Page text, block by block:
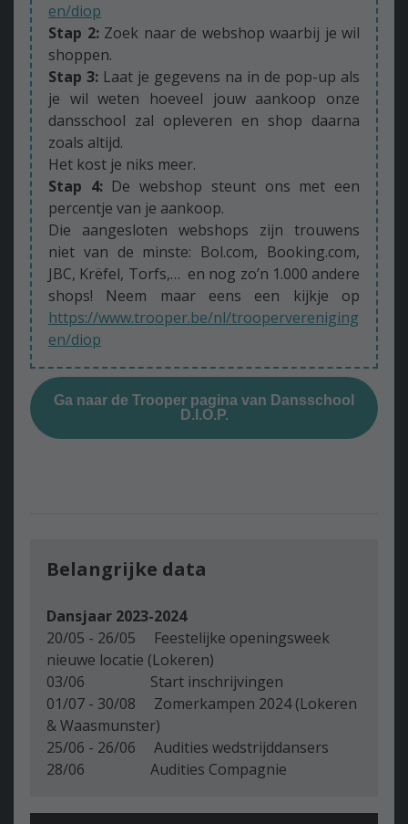
en/diop
Stap 2:Zoek naar de webshop waarbij je wil
shoppen.
Stap 3: Laat je gegevens na in de pop-up als
je wil weten hoeveel jouw aankoop onze
dansschool zal opleveren en shop daarna
zoals altijd.
Het kost je niks meer.
Stap 4: De webshop steunt ons met een
percentje van je aankoop.
Die aangesloten webshops zijn trouwens
niet van de minste: Bol.com, Booking.com,
JBC, Krëfel, Torfs,… en nog zo’n 1.000 andere
shops! Neem maar eens een kijkje op
https://www.trooper.be/nl/troopervereniging
en/diop
Ga naar de Trooper pagina van Dansschool
D.I.O.P.
Belangrijke data
Dansjaar 2023-2024
20/05 - 26/05 Feestelijke openingsweek
nieuwe locatie (Lokeren)
03/06 Start inschrijvingen
01/07 - 30/08 Zomerkampen 2024 (Lokeren
& Waasmunster)
25/06 - 26/06 Audities wedstrijddansers
28/06 Audities Compagnie